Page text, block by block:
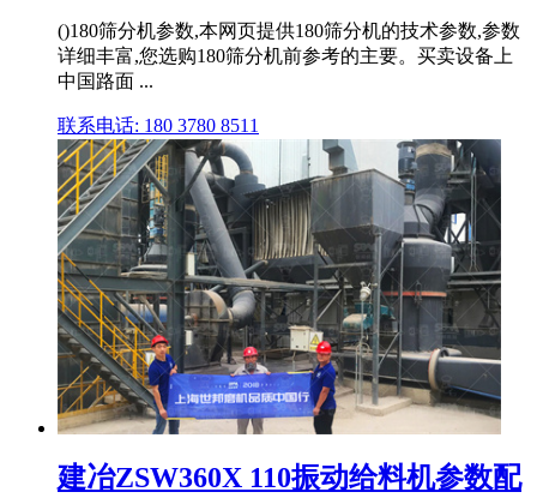
()180筛分机参数,本网页提供180筛分机的技术参数,参数
详细丰富,您选购180筛分机前参考的主要。买卖设备上
中国路面 ...
联系电话: 180 3780 8511
建冶ZSW360X 110振动给料机参数配